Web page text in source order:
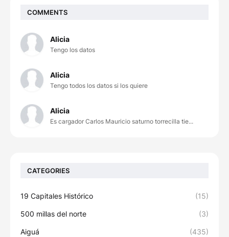
COMMENTS
Alicia
Tengo los datos
Alicia
Tengo todos los datos si los quiere
Alicia
Es cargador Carlos Mauricio saturno torrecilla tie...
CATEGORIES
19 Capitales Histórico (15)
500 millas del norte (3)
Aiguá (435)